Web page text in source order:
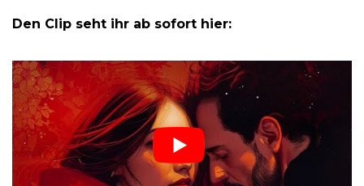
Den Clip seht ihr ab sofort hier: